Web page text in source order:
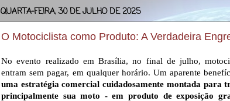
QUARTA-FEIRA, 30 DE JULHO DE 2025
O Motociclista como Produto: A Verdadeira
No evento realizado em Brasília, no final de julho,
entram sem pagar, em qualquer horário. Um aparente
uma estratégia comercial cuidadosamente montada para
principalmente sua moto - em produto de exposição